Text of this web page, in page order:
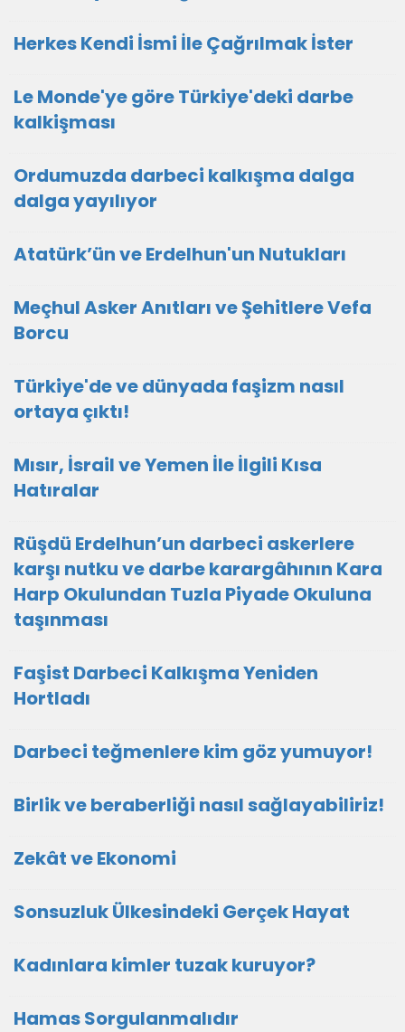
Herkes Kendi İsmi İle Çağrılmak İster
Le Monde'ye göre Türkiye'deki darbe
kalkişması
Ordumuzda darbeci kalkışma dalga
dalga yayılıyor
Atatürk’ün ve Erdelhun'un Nutukları
Meçhul Asker Anıtları ve Şehitlere Vefa
Borcu
Türkiye'de ve dünyada faşizm nasıl
ortaya çıktı!
Mısır, İsrail ve Yemen İle İlgili Kısa
Hatıralar
Rüşdü Erdelhun’un darbeci askerlere
karşı nutku ve darbe karargâhının Kara
Harp Okulundan Tuzla Piyade Okuluna
taşınması
Faşist Darbeci Kalkışma Yeniden
Hortladı
Darbeci teğmenlere kim göz yumuyor!
Birlik ve beraberliği nasıl sağlayabiliriz!
Zekât ve Ekonomi
Sonsuzluk Ülkesindeki Gerçek Hayat
Kadınlara kimler tuzak kuruyor?
Hamas Sorgulanmalıdır